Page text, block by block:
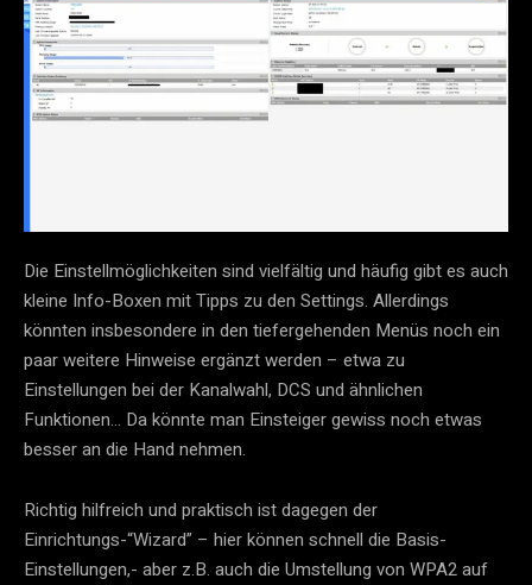
Die Einstellmöglichkeiten sind vielfältig und häufig gibt es auch
kleine Info-Boxen mit Tipps zu den Settings. Allerdings
könnten insbesondere in den tiefergehenden Menüs noch ein
paar weitere Hinweise ergänzt werden – etwa zu
Einstellungen bei der Kanalwahl, DCS und ähnlichen
Funktionen… Da könnte man Einsteiger gewiss noch etwas
besser an die Hand nehmen.
Richtig hilfreich und praktisch ist dagegen der
Einrichtungs-“Wizard” – hier können schnell die Basis-
Einstellungen,- aber z.B. auch die Umstellung von WPA2 auf